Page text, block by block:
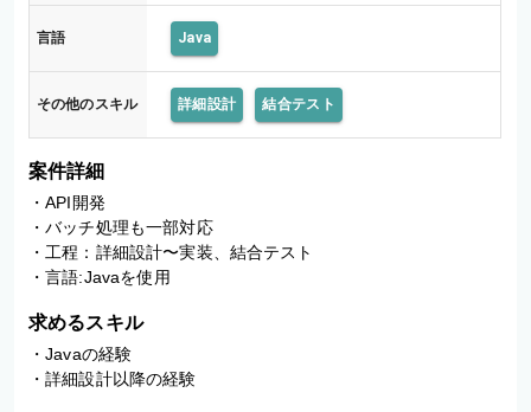
言語 Java
その他のスキル 詳細設計 結合テスト
案件詳細
・API開発
・バッチ処理も一部対応
・工程：詳細設計〜実装、結合テスト
・言語:Javaを使用
求めるスキル
・Javaの経験
・詳細設計以降の経験